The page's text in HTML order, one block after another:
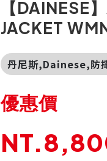
【DAINESE
JACKET
丹尼斯,Dainese,防
優惠價